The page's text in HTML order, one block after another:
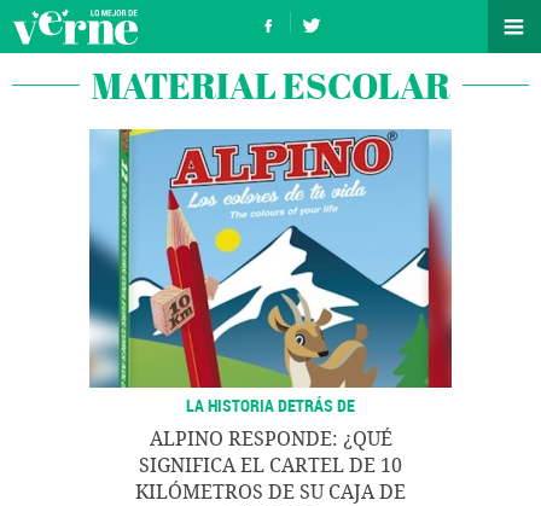
MATERIAL ESCOLAR
LA HISTORIA DETRÁS DE
ALPINO RESPONDE: ¿QUÉ
SIGNIFICA EL CARTEL DE 10
KILÓMETROS DE SU CAJA DE